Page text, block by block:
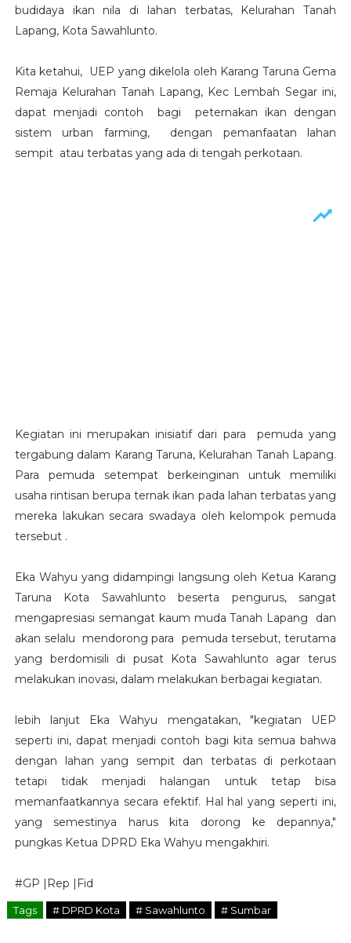
budidaya ikan nila di lahan terbatas, Kelurahan Tanah
Lapang, Kota Sawahlunto.
Kita ketahui, UEP yang dikelola oleh Karang Taruna Gema
Remaja Kelurahan Tanah Lapang, Kec Lembah Segar ini,
dapat menjadi contoh bagi peternakan ikan dengan
sistem urban farming, dengan pemanfaatan lahan
sempit atau terbatas yang ada di tengah perkotaan.⁣
Kegiatan ini merupakan inisiatif dari para pemuda yang
tergabung dalam Karang Taruna, Kelurahan Tanah Lapang.
Para pemuda setempat berkeinginan untuk memiliki
usaha rintisan berupa ternak ikan pada lahan terbatas yang
mereka lakukan secara swadaya oleh kelompok pemuda
tersebut .⁣
Eka Wahyu yang didampingi langsung oleh Ketua Karang
Taruna Kota Sawahlunto beserta pengurus, sangat
mengapresiasi semangat kaum muda Tanah Lapang dan
akan selalu mendorong para pemuda tersebut, terutama
yang berdomisili di pusat Kota Sawahlunto agar terus
melakukan inovasi, dalam melakukan berbagai kegiatan.
lebih lanjut Eka Wahyu mengatakan, "kegiatan UEP
seperti ini, dapat menjadi contoh bagi kita semua bahwa
dengan lahan yang sempit dan terbatas di perkotaan
tetapi tidak menjadi halangan untuk tetap bisa
memanfaatkannya secara efektif. Hal hal yang seperti ini,
yang semestinya harus kita dorong ke depannya,"
pungkas Ketua DPRD Eka Wahyu mengakhiri.
#GP |Rep |Fid
Tags # DPRD Kota # Sawahlunto # Sumbar